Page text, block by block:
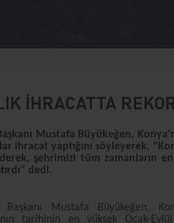
İHRACATTA
Mustafa Büyükeğen,
ihracat yaptığını söyleyerek,
şehrimizi tüm zamanların
dedi.
Başkanı Mustafa Büyükeğen,
tarihinin en yüksek Ocak-